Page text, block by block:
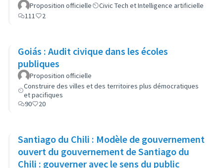
Proposition officielle
Civic Tech et Intelligence artificielle
111
2
Goiás : Audit civique dans les écoles
publiques
Proposition officielle
Construire des villes et des territoires plus démocratiques
et pacifiques
90
20
Santiago du Chili : Modèle de gouvernement
ouvert du gouvernement de Santiago du
Chili : gouverner avec le sens du public